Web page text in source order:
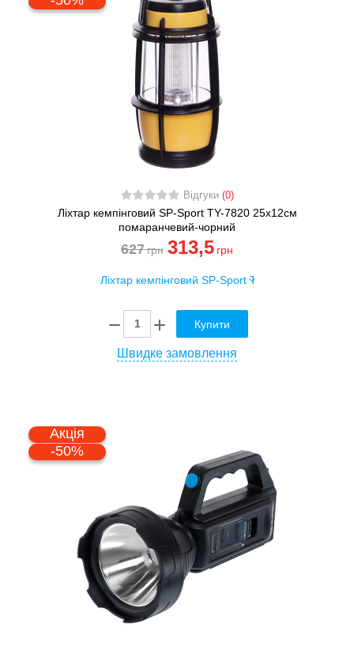
Відгуки (0)
Ліхтар кемпінговий SP-Sport TY-7820 25х12см
помаранчевий-чорний
627грн 313,5 грн
Купити
Швидке замовлення
Акція
-50%